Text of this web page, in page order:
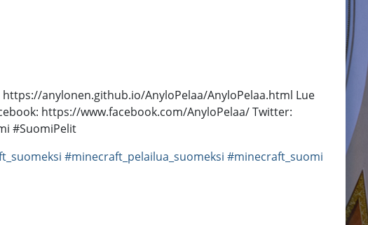
https://anylonen.github.io/AnyloPelaa/AnyloPelaa.html Lue
https://www.facebook.com/AnyloPelaa/ Twitter:
#SuomiPelit
#minecraft_pelailua_suomeksi #minecraft_suomi